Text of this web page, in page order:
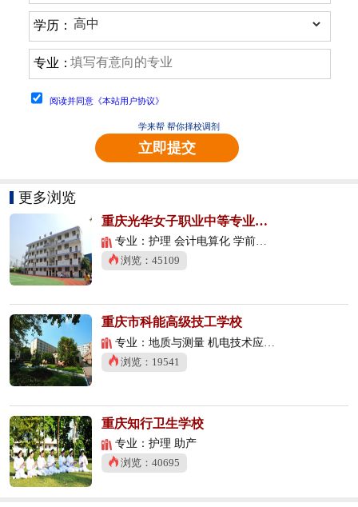
学历：
专业：
阅读并同意《本站用户协议》
学来帮 帮你择校调剂
立即提交
更多浏览
重庆光华女子职业中等专业学校
专业：护理 会计电算化 学前教育
浏览：45109
重庆市科能高级技工学校
专业：地质与测量 机电技术应用 数控技术应用
浏览：19541
重庆知行卫生学校
专业：护理 助产
浏览：40695